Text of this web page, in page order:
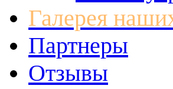
Галерея
Партнеры
Отзывы